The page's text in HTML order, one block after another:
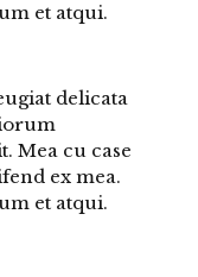
et atqui.
delicata
Mea cu case
ex mea.
et atqui.